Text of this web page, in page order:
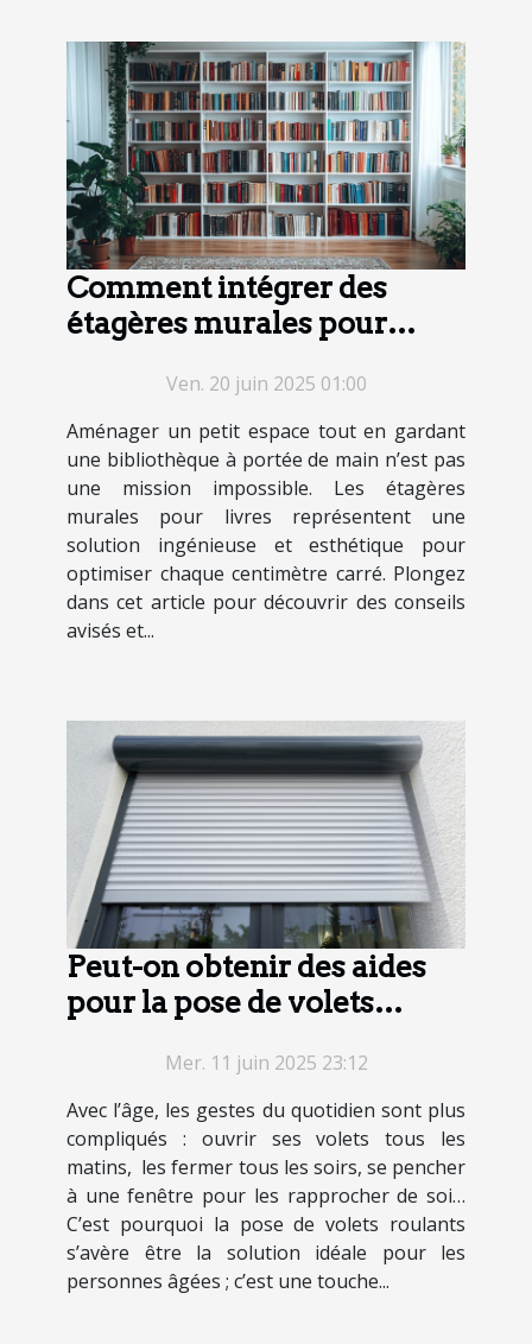
Comment intégrer des
étagères murales pour
Ven. 20 juin 2025 01:00
Aménager un petit espace tout en gardant
une bibliothèque à portée de main n’est pas
une mission impossible. Les étagères
murales pour livres représentent une
solution ingénieuse et esthétique pour
optimiser chaque centimètre carré. Plongez
dans cet article pour découvrir des conseils
avisés et...
Peut-on obtenir des aides
pour la pose de volets
Mer. 11 juin 2025 23:12
Avec l’âge, les gestes du quotidien sont plus
compliqués : ouvrir ses volets tous les
matins, les fermer tous les soirs, se pencher
à une fenêtre pour les rapprocher de soi…
C’est pourquoi la pose de volets roulants
s’avère être la solution idéale pour les
personnes âgées ; c’est une touche...